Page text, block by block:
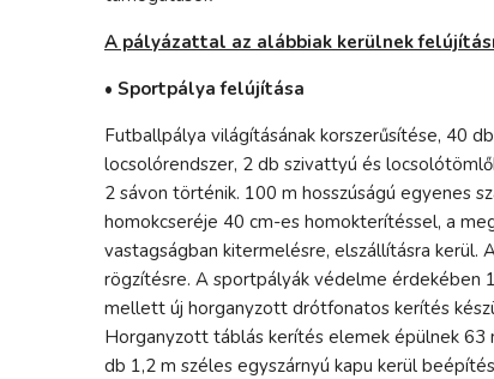
A pályázattal az alábbiak kerülnek
• Sportpálya felújítása
Futballpálya világításának korszerűsítése, 40
locsolórendszer, 2 db szivattyú és
2 sávon történik. 100 m hosszúságú egyenes
homokcseréje 40 cm-es homokterítéssel, a
vastagságban kitermelésre, elszállításra kerül.
rögzítésre. A sportpályák védelme érdekében
mellett új horganyzott drótfonatos kerítés
Horganyzott táblás kerítés elemek épülnek 63
db 1,2 m széles egyszárnyú kapu kerül